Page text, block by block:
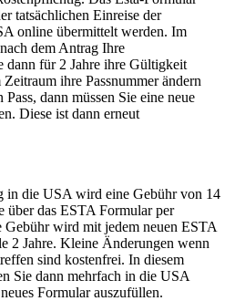
tatsächlichen Einreise der
online übermittelt werden. Im
dem Antrag Ihre
dann für 2 Jahre ihre Gültigkeit
ihre Passnummer ändern
dann müssen Sie eine neue
Diese ist dann erneut
in die USA wird eine Gebühr von 14
über das ESTA Formular per
wird mit jedem neuen ESTA
2 Jahre. Kleine Änderungen wenn
sind kostenfrei. In diesem
Sie dann mehrfach in die USA
Formular auszufüllen.